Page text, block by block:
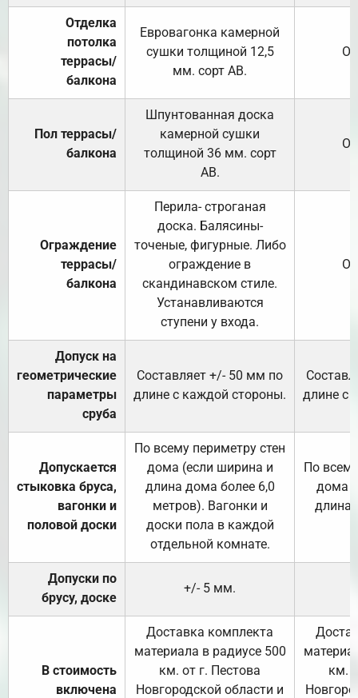
Отделка
потолка
террасы/
балкона
Евровагонка камерной
сушки толщиной 12,5
мм. сорт АВ.
Пол террасы/
балкона
Шпунтованная доска
камерной сушки
толщиной 36 мм. сорт
АВ.
Ограждение
террасы/
балкона
Перила- строганая
доска. Балясины-
точеные, фигурные. Либо
ограждение в
скандинавском стиле.
Устанавливаются
ступени у входа.
Допуск на
геометрические
параметры
сруба
Составляет +/- 50 мм по
длине с каждой стороны.
длине с
Допускается
стыковка бруса,
вагонки и
половой доски
По всему периметру стен
дома (если ширина и
длина дома более 6,0
метров). Вагонки и
доски пола в каждой
отдельной комнате.
По
дома
длина
Допуски по
брусу, доске
+/- 5 мм.
В стоимость
включена
Доставка комплекта
материала в радиусе 500
км. от г. Пестова
Новгородской области и
км.